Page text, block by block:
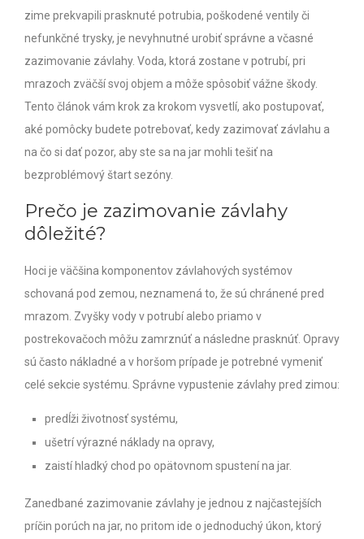
zime prekvapili prasknuté potrubia, poškodené ventily či
nefunkčné trysky, je nevyhnutné urobiť správne a včasné
zazimovanie závlahy. Voda, ktorá zostane v potrubí, pri
mrazoch zväčší svoj objem a môže spôsobiť vážne škody.
Tento článok vám krok za krokom vysvetlí, ako postupovať,
aké pomôcky budete potrebovať, kedy zazimovať závlahu a
na čo si dať pozor, aby ste sa na jar mohli tešiť na
bezproblémový štart sezóny.
Prečo je zazimovanie závlahy
dôležité?
Hoci je väčšina komponentov závlahových systémov
schovaná pod zemou, neznamená to, že sú chránené pred
mrazom. Zvyšky vody v potrubí alebo priamo v
postrekovačoch môžu zamrznúť a následne prasknúť. Opravy
sú často nákladné a v horšom prípade je potrebné vymeniť
celé sekcie systému. Správne vypustenie závlahy pred zimou:
predĺži životnosť systému,
ušetrí výrazné náklady na opravy,
zaistí hladký chod po opätovnom spustení na jar.
Zanedbané zazimovanie závlahy je jednou z najčastejších
príčin porúch na jar, no pritom ide o jednoduchý úkon, ktorý